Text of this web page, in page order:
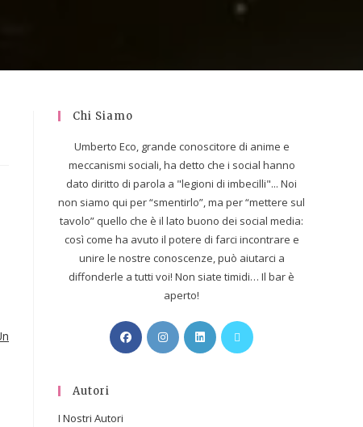
Chi Siamo
Umberto Eco, grande conoscitore di anime e
meccanismi sociali, ha detto che i social hanno
dato diritto di parola a "legioni di imbecilli"... Noi
non siamo qui per “smentirlo”, ma per “mettere sul
tavolo” quello che è il lato buono dei social media:
così come ha avuto il potere di farci incontrare e
unire le nostre conoscenze, può aiutarci a
diffonderle a tutti voi! Non siate timidi… Il bar è
aperto!
Autori
I Nostri Autori